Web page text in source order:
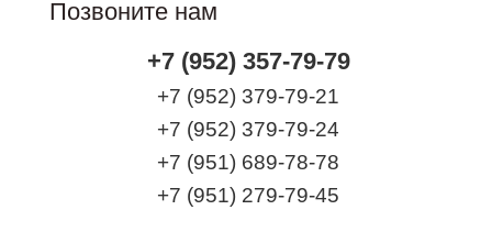
Позвоните нам
+7 (952) 357-79-79
+7 (952) 379-79-21
+7 (952) 379-79-24
+7 (951) 689-78-78
+7 (951) 279-79-45